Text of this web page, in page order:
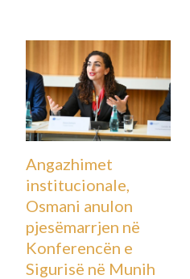
Angazhimet
institucionale,
Osmani anulon
pjesëmarrjen në
Konferencën e
Sigurisë në Munih